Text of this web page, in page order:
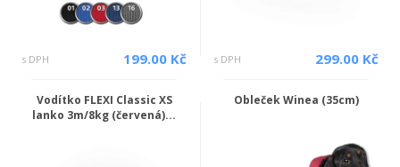
s DPH 199.00 Kč s DPH 299.00 Kč
Vodítko FLEXI Classic XS
lanko 3m/8kg (červená)...
Obleček Winea (35cm)